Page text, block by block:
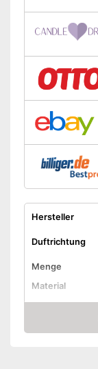
Hersteller
Duftrichtung
Menge
Material
Brenndauer
Amazon